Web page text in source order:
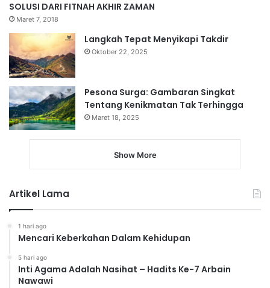
SOLUSI DARI FITNAH AKHIR ZAMAN
Maret 7, 2018
Langkah Tepat Menyikapi Takdir
Oktober 22, 2025
Pesona Surga: Gambaran Singkat
Tentang Kenikmatan Tak Terhingga
Maret 18, 2025
Show More
Artikel Lama
1 hari ago
Mencari Keberkahan Dalam Kehidupan
5 hari ago
Inti Agama Adalah Nasihat – Hadits Ke-7 Arbain
Nawawi